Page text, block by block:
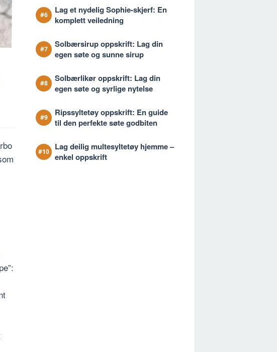
Lag et nydelig Sophie-skjerf: En
komplett veiledning
Solbærsirup oppskrift: Lag din
egen søte og sunne sirup
Solbærlikør oppskrift: Lag din
egen søte og syrlige nytelse
Ripssyltetøy oppskrift: En guide
til den perfekte søte godbiten
Lag deilig multesyltetøy hjemme –
enkel oppskrift